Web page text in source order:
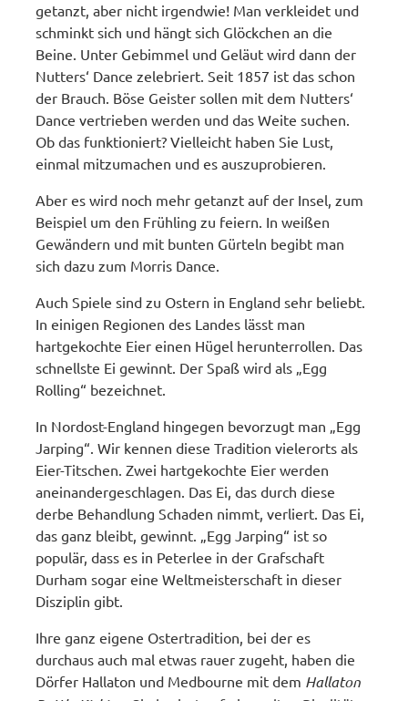
getanzt, aber nicht irgendwie! Man verkleidet und
schminkt sich und hängt sich Glöckchen an die
Beine. Unter Gebimmel und Geläut wird dann der
Nutters‘ Dance zelebriert. Seit 1857 ist das schon
der Brauch. Böse Geister sollen mit dem Nutters‘
Dance vertrieben werden und das Weite suchen.
Ob das funktioniert? Vielleicht haben Sie Lust,
einmal mitzumachen und es auszuprobieren.
Aber es wird noch mehr getanzt auf der Insel, zum
Beispiel um den Frühling zu feiern. In weißen
Gewändern und mit bunten Gürteln begibt man
sich dazu zum Morris Dance.
Auch Spiele sind zu Ostern in England sehr beliebt.
In einigen Regionen des Landes lässt man
hartgekochte Eier einen Hügel herunterrollen. Das
schnellste Ei gewinnt. Der Spaß wird als „Egg
Rolling“ bezeichnet.
In Nordost-England hingegen bevorzugt man „Egg
Jarping“. Wir kennen diese Tradition vielerorts als
Eier-Titschen. Zwei hartgekochte Eier werden
aneinandergeschlagen. Das Ei, das durch diese
derbe Behandlung Schaden nimmt, verliert. Das Ei,
das ganz bleibt, gewinnt. „Egg Jarping“ ist so
populär, dass es in Peterlee in der Grafschaft
Durham sogar eine Weltmeisterschaft in dieser
Disziplin gibt.
Ihre ganz eigene Ostertradition, bei der es
durchaus auch mal etwas rauer zugeht, haben die
Dörfer Hallaton und Medbourne mit dem Hallaton